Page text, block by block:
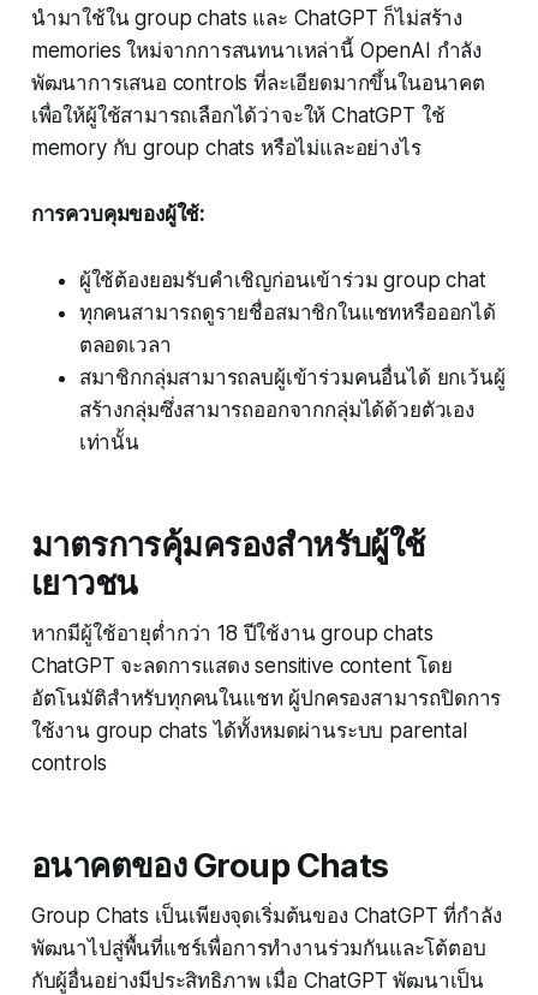
นำมาใช้ใน group chats และ ChatGPT ก็ไม่สร้าง
memories ใหม่จากการสนทนาเหล่านี้ OpenAI กำลัง
พัฒนาการเสนอ controls ที่ละเอียดมากขึ้นในอนาคต
เพื่อให้ผู้ใช้สามารถเลือกได้ว่าจะให้ ChatGPT ใช้
memory กับ group chats หรือไม่และอย่างไร
การควบคุมของผู้ใช้:
ผู้ใช้ต้องยอมรับคำเชิญก่อนเข้าร่วม group chat
ทุกคนสามารถดูรายชื่อสมาชิกในแชทหรือออกได้
ตลอดเวลา
สมาชิกกลุ่มสามารถลบผู้เข้าร่วมคนอื่นได้ ยกเว้นผู้
สร้างกลุ่มซึ่งสามารถออกจากกลุ่มได้ด้วยตัวเอง
เท่านั้น
มาตรการคุ้มครองสำหรับผู้ใช้
เยาวชน
หากมีผู้ใช้อายุต่ำกว่า 18 ปีใช้งาน group chats
ChatGPT จะลดการแสดง sensitive content โดย
อัตโนมัติสำหรับทุกคนในแชท ผู้ปกครองสามารถปิดการ
ใช้งาน group chats ได้ทั้งหมดผ่านระบบ parental
controls
อนาคตของ Group Chats
Group Chats เป็นเพียงจุดเริ่มต้นของ ChatGPT ที่กำลัง
พัฒนาไปสู่พื้นที่แชร์เพื่อการทำงานร่วมกันและโต้ตอบ
กับผู้อื่นอย่างมีประสิทธิภาพ เมื่อ ChatGPT พัฒนาเป็น